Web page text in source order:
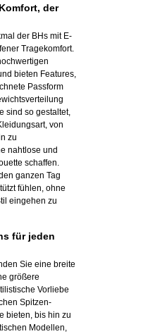
der
der BHs mit E-
Tragekomfort.
bieten Features,
Passform
sind so gestaltet,
von
zu
nahtlose und
schaffen.
ganzen Tag
fühlen, ohne
eingehen zu
für jeden
Sie eine breite
größere
Vorliebe
Spitzen-
bieten, bis hin zu
Modellen,